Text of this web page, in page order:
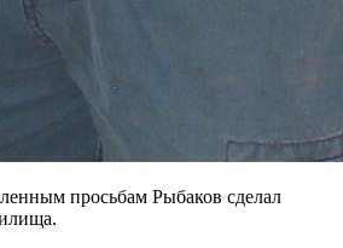
просьбам Рыбаков сделал